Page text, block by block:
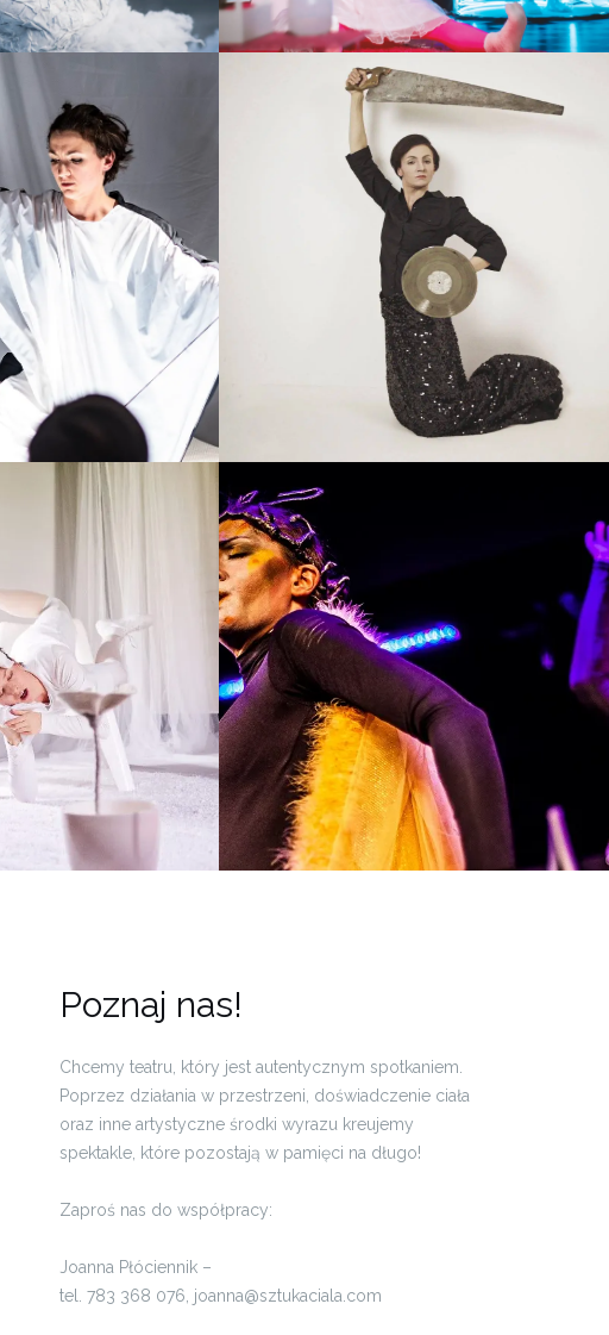
Poznaj nas!
Chcemy teatru, który jest autentycznym spotkaniem.
Poprzez działania w przestrzeni, doświadczenie ciała
oraz inne artystyczne środki wyrazu kreujemy
spektakle, które pozostają w pamięci na długo!
Zaproś nas do współpracy:
Joanna Płóciennik –
tel. 783 368 076, joanna@sztukaciala.com